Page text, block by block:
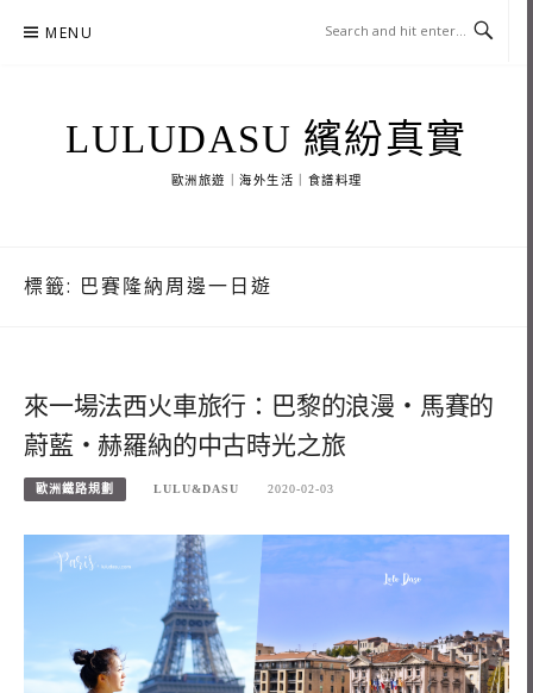
MENU
LULUDASU 繽紛真實
歐洲旅遊｜海外生活｜食譜料理
標籤: 巴賽隆納周邊一日遊
來一場法西火車旅行：巴黎的浪漫・馬賽的
蔚藍・赫羅納的中古時光之旅
歐洲鐵路規劃 LULU&DASU 2020-02-03